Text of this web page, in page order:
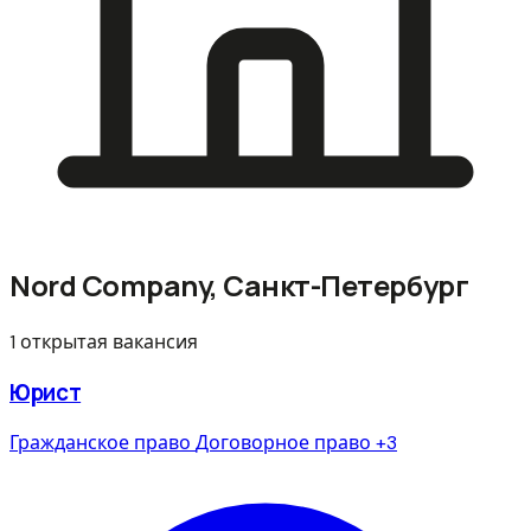
Nord Company, Санкт-Петербург
1 открытая вакансия
Юрист
Гражданское право Договорное право +3